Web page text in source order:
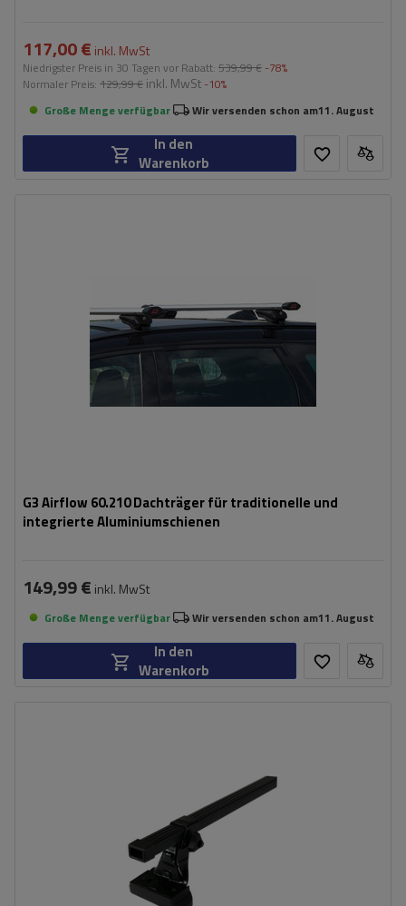
117,00 € inkl. MwSt
Niedrigster Preis in 30 Tagen vor Rabatt: 539,99 € -78%
Normaler Preis: 129,99 € inkl. MwSt -10%
Große Menge verfügbar
Wir versenden schon am11. August
In den
Warenkorb
G3 Airflow 60.210 Dachträger für traditionelle und
integrierte Aluminiumschienen
149,99 € inkl. MwSt
Große Menge verfügbar Wir versenden schon am11. August
In den
Warenkorb